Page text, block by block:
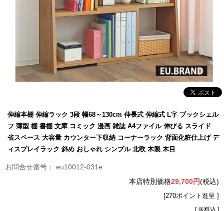
伸縮本棚 伸縮ラック 3段 幅68～130cm 伸長式 伸縮式 L字 ブックシェル
フ 薄型 棚 書棚 文庫 コミック 漫画 雑誌 A4ファイル 伸びる スライド
省スペース 大容量 カウンター下収納 コーナーラック 背面化粧仕上げ デ
ィスプレイラック 斜め おしゃれ シンプル 北欧 木製 木目
eu10012-031e
本店特別価格29,700円(税込)
[270ポイント進呈 ]
[ 送料込 ]